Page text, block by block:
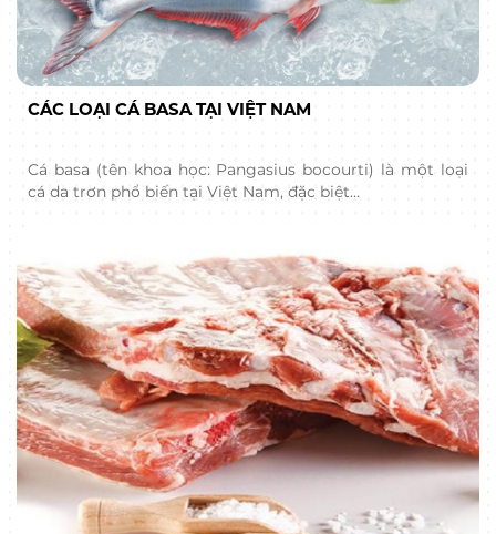
CÁC LOẠI CÁ BASA TẠI VIỆT NAM
Cá basa (tên khoa học: Pangasius bocourti) là một loại
cá da trơn phổ biến tại Việt Nam, đặc biệt…